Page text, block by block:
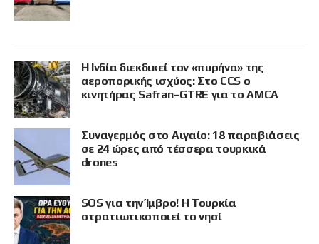
Η Ινδία διεκδικεί τον «πυρήνα» της
αεροπορικής ισχύος: Στο CCS ο
κινητήρας Safran–GTRE για το AMCA
Συναγερμός στο Αιγαίο: 18 παραβιάσεις
σε 24 ώρες από τέσσερα τουρκικά
drones
SOS για την Ίμβρο! Η Τουρκία
στρατιωτικοποιεί το νησί